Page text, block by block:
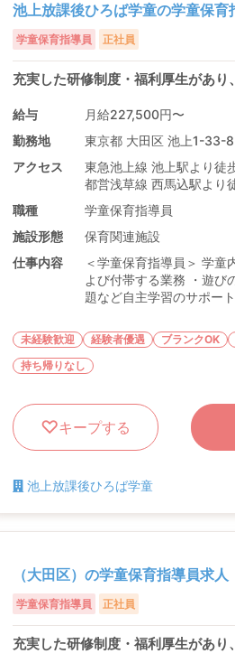
池上放課後ひろば学童の学童保育
学童保育指導員 正社員
充実した研修制度・福利厚生があり
給与
月給227,500円〜
勤務地
東京都 大田区 池上1-33-8
アクセス
東急池上線 池上駅より徒
都営浅草線 西馬込駅より
職種
学童保育指導員
施設形態
保育関連施設
仕事内容
＜学童保育指導員＞ 学童
よび付帯する業務 ・遊び
題など自主学習のサポー
未経験歓迎 経験者優遇 ブランクOK
持ち帰りなし
キープする
池上放課後ひろば学童
（大田区）の学童保育指導員求人
学童保育指導員 正社員
充実した研修制度・福利厚生があり